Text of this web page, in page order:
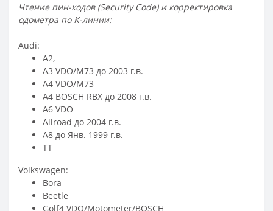
Чтение пин-кодов (Security Code) и корректировка
одометра по K-линии:
Audi:
A2,
A3 VDO/M73 до 2003 г.в.
A4 VDO/M73
A4 BOSCH RBX до 2008 г.в.
A6 VDO
Allroad до 2004 г.в.
A8 до Янв. 1999 г.в.
TT
Volkswagen:
Bora
Beetle
Golf4 VDO/Motometer/BOSCH